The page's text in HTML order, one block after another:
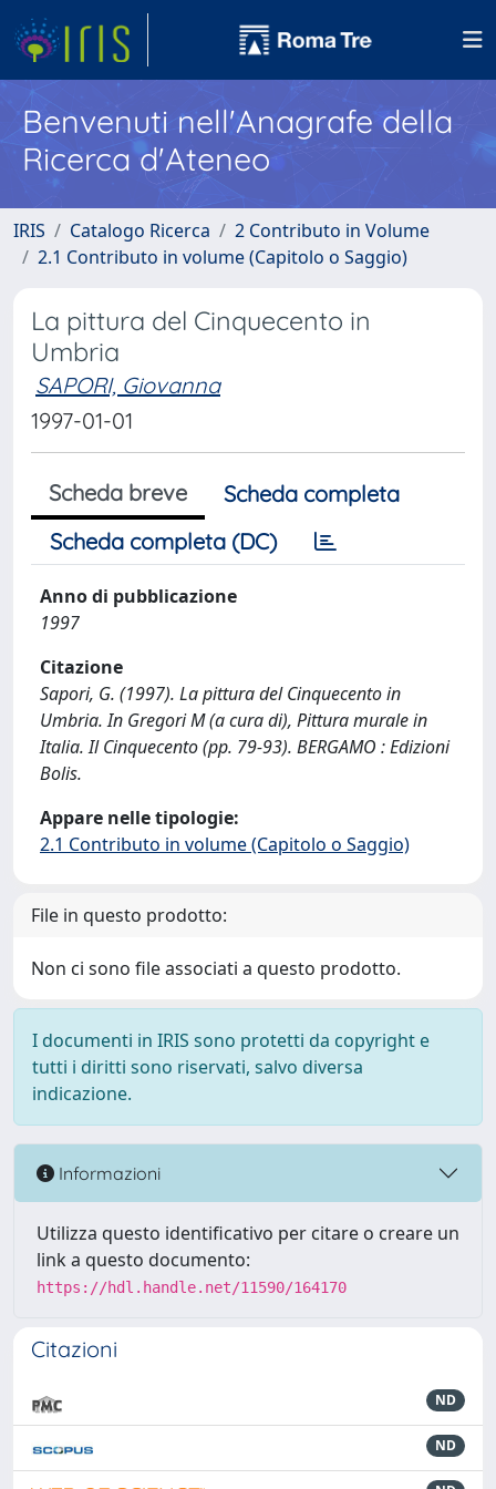
Benvenuti nell'Anagrafe della
Ricerca d'Ateneo
IRIS Catalogo Ricerca
2 Contributo in Volume
2.1 Contributo in volume (Capitolo o Saggio)
La pittura del Cinquecento in
Umbria
SAPORI, Giovanna
1997-01-01
Scheda breve
Scheda completa
Scheda completa (DC)
Anno di pubblicazione
1997
Citazione
Sapori, G. (1997). La pittura del Cinquecento in
Umbria. In Gregori M (a cura di), Pittura murale in
Italia. Il Cinquecento (pp. 79-93). BERGAMO : Edizioni
Bolis.
Appare nelle tipologie:
2.1 Contributo in volume (Capitolo o Saggio)
File in questo prodotto:
Non ci sono file associati a questo prodotto.
I documenti in IRIS sono protetti da copyright e
tutti i diritti sono riservati, salvo diversa
indicazione.
Informazioni
Utilizza questo identificativo per citare o creare un
link a questo documento:
https://hdl.handle.net/11590/164170
Citazioni
ND
ND